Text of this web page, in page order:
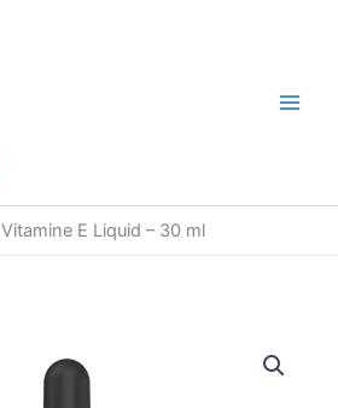
Vitamine E Liquid – 30 ml